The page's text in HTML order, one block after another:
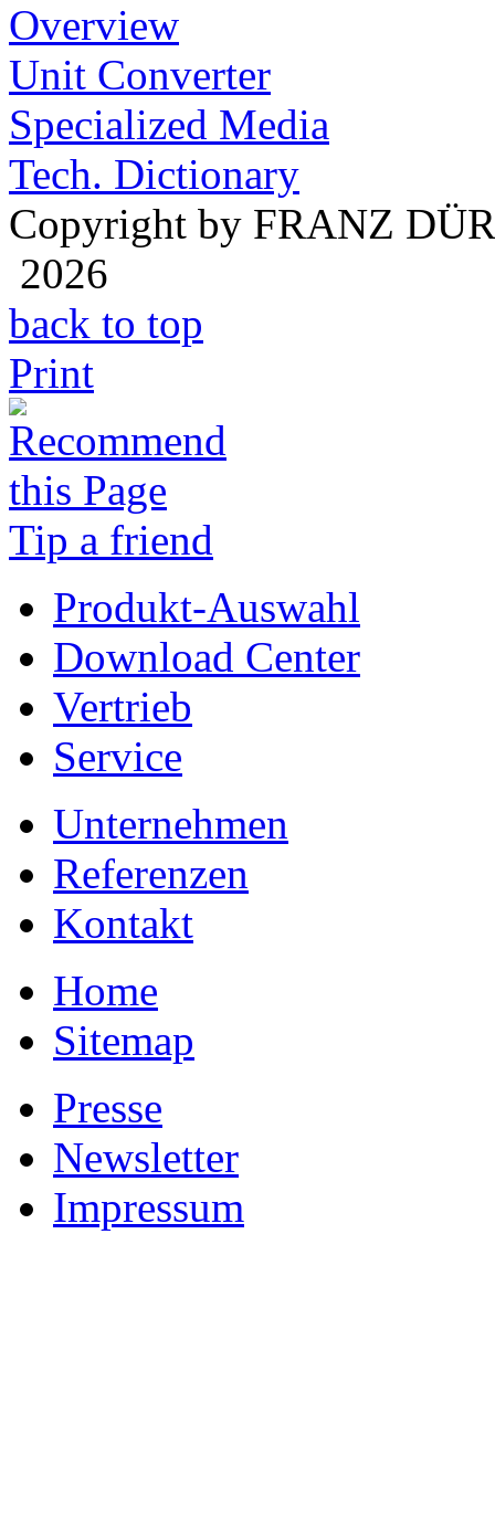
Overview
Unit Converter
Specialized Media
Tech. Dictionary
Copyright by FRANZ
2026
back to top
Print
Tip a friend
Produkt-Auswahl
Download Center
Vertrieb
Service
Unternehmen
Referenzen
Kontakt
Home
Sitemap
Presse
Newsletter
Impressum